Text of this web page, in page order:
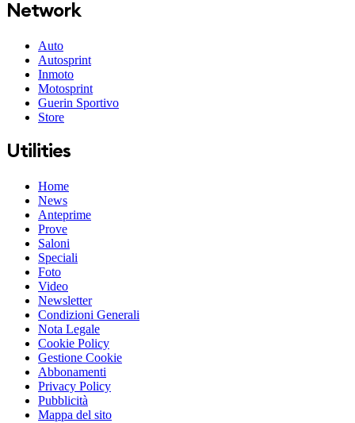
Network
Auto
Autosprint
Inmoto
Motosprint
Guerin Sportivo
Store
Utilities
Home
News
Anteprime
Prove
Saloni
Speciali
Foto
Video
Newsletter
Condizioni Generali
Nota Legale
Cookie Policy
Gestione Cookie
Abbonamenti
Privacy Policy
Pubblicità
Mappa del sito